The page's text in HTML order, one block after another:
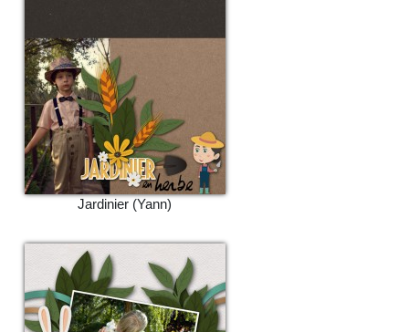
Jardinier (Yann)